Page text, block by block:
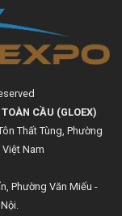
CẦU (GLOEX)
Thất Tùng, Phường
Việt Nam
Phường Văn Miếu -